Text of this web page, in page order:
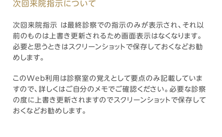
次回来院指示について
次回来院指示 は最終診察での指示のみが表示され、それ以
前のものは上書き更新されるため画面表示はなくなります。
必要と思うときはスクリーンショットで保存しておくなどお勧
めします。
このWeb利用は診察室の覚えとして要点のみ記載していま
すので、詳しくはご自分のメモでご確認ください。必要な診察
の度に上書き更新されますのでスクリーンショットで保存して
おくなどお勧めします。